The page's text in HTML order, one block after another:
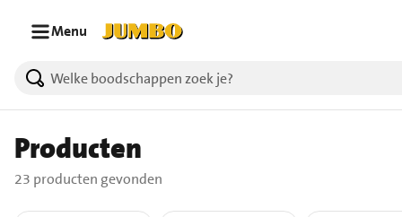
Menu
23 producten gevonden.
Producten
23 producten gevonden